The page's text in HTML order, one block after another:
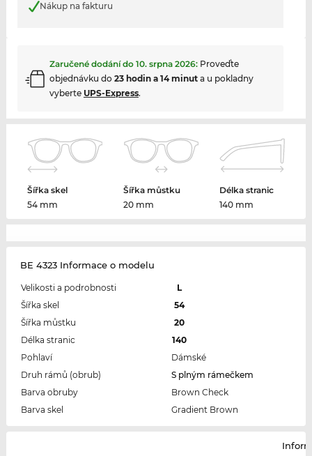
Nákup na fakturu
Zaručené dodání do 10. srpna 2026: Proveďte
objednávku do 23 hodin a 14 minuta u pokladny
vyberte UPS-Express.
Šířka skel
54 mm
Šířka můstku
20 mm
Délka stranic
140 mm
BE 4323 Informace o modelu
Velikosti a podrobnosti
L
Šířka skel
54
Šířka můstku
20
Délka stranic
140
Pohlaví
Dámské
Druh rámů (obrub)
S plným rámečkem
Barva obruby
Brown Check
Barva skel
Gradient Brown